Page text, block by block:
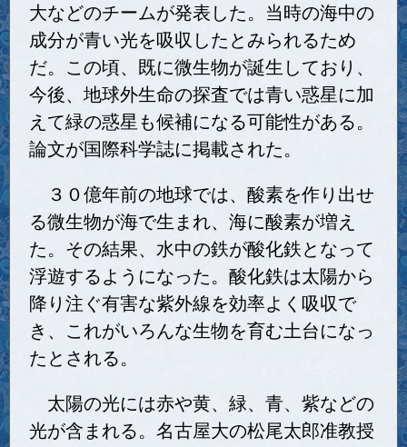
大などのチームが発表した。当時の海中の
成分が青い光を吸収したとみられるため
だ。この頃、既に微生物が誕生しており、
今後、地球外生命の探査では青い惑星に加
えて緑の惑星も候補になる可能性がある。
論文が国際科学誌に掲載された。
３０億年前の地球では、酸素を作り出せ
る微生物が海で生まれ、海に酸素が増え
た。その結果、水中の鉄が酸化鉄となって
浮遊するようになった。酸化鉄は太陽から
降り注ぐ有害な紫外線を効率よく吸収で
き、これがいろんな生物を育む土台になっ
たとされる。
太陽の光には赤や黄、緑、青、紫などの
光が含まれる。名古屋大の松尾太郎准教授